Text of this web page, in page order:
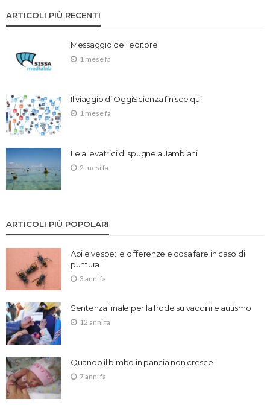
ARTICOLI PIÙ RECENTI
Messaggio dell’editore
1 mese fa
Il viaggio di OggiScienza finisce qui
1 mese fa
Le allevatrici di spugne a Jambiani
2 mesi fa
ARTICOLI PIÙ POPOLARI
Api e vespe: le differenze e cosa fare in caso di
puntura
3 anni fa
Sentenza finale per la frode su vaccini e autismo
12 anni fa
Quando il bimbo in pancia non cresce
7 anni fa